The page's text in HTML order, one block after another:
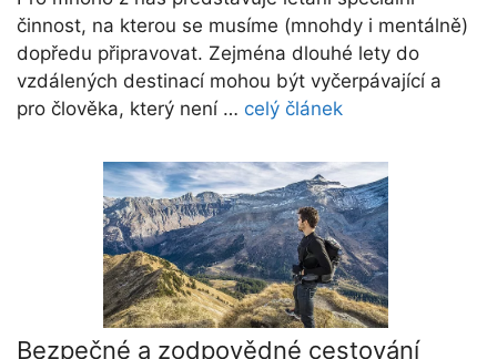
činnost, na kterou se musíme (mnohdy i mentálně)
dopředu připravovat. Zejména dlouhé lety do
vzdálených destinací mohou být vyčerpávající a
pro člověka, který není … celý článek
Bezpečné a zodpovědné cestování